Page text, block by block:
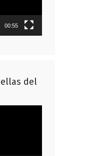
00:55
del